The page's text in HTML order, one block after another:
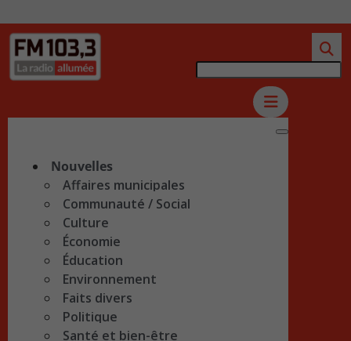
Nouvelles
Affaires municipales
Communauté / Social
Culture
Économie
Éducation
Environnement
Faits divers
Politique
Santé et bien-être